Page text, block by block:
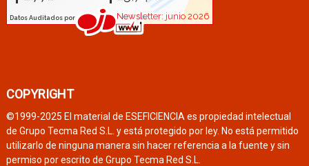
COPYRIGHT
©1999-2025 El material de ESEFICIENCIA es propiedad intelectual
de Grupo Tecma Red S.L. y está protegido por ley. No está permitido
utilizarlo de ninguna manera sin hacer referencia a la fuente y sin
permiso por escrito de Grupo Tecma Red S.L.